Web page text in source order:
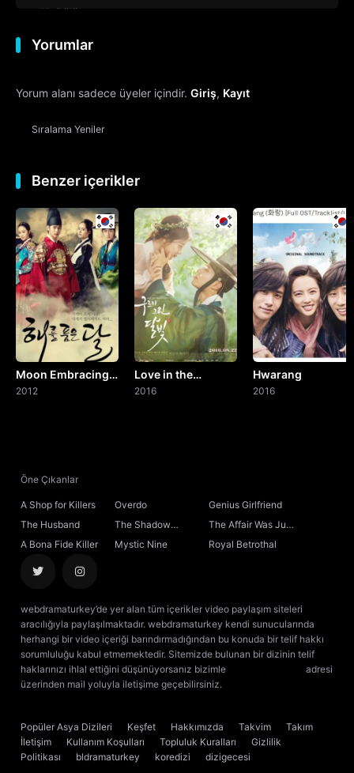
11. Bölüm
12. Bölüm
13. Bölüm
14. Bölüm
15. Bölüm
16. Bölüm
17. Bölüm
18. Bölüm
19. Bölüm
20. Bölüm
23. Bölüm
24. Bölüm
26. Bölüm
27. Bölüm
29. Bölüm
Yorumlar
Yorum alanı sadece üyeler içindir. Giriş, Kayıt
Sıralama Yeniler
Benzer içerikler
Moon Embracing
the Sun
2012
Love in the
Moonlight
2016
Hwarang
2016
Öne Çıkanlar
A Shop for Killers Overdo
Genius Girlfriend
The Husband
The Shadow
Sovereign
The Affair Was Just
the Beginning
A Bona Fide Killer Mystic Nine Royal Betrothal
webdramaturkey’de yer alan tüm içerikler video paylaşım siteleri
aracılığıyla paylaşılmaktadır. webdramaturkey kendi sunucularında
herhangi bir video içeriği barındırmadığından bu konuda bir telif hakkı
sorumluluğu kabul etmemektedir. Sitemizde bulunan bir dizinin telif
haklarınızı ihlal ettiğini düşünüyorsanız bizimle
adresi
üzerinden mail yoluyla iletişime geçebilirsiniz.
Popüler Asya Dizileri Keşfet Hakkımızda Takvim
Takım
İletişim
Kullanım Koşulları Topluluk Kuralları
Gizlilik
Politikası
bldramaturkey koredizi
dizigecesi